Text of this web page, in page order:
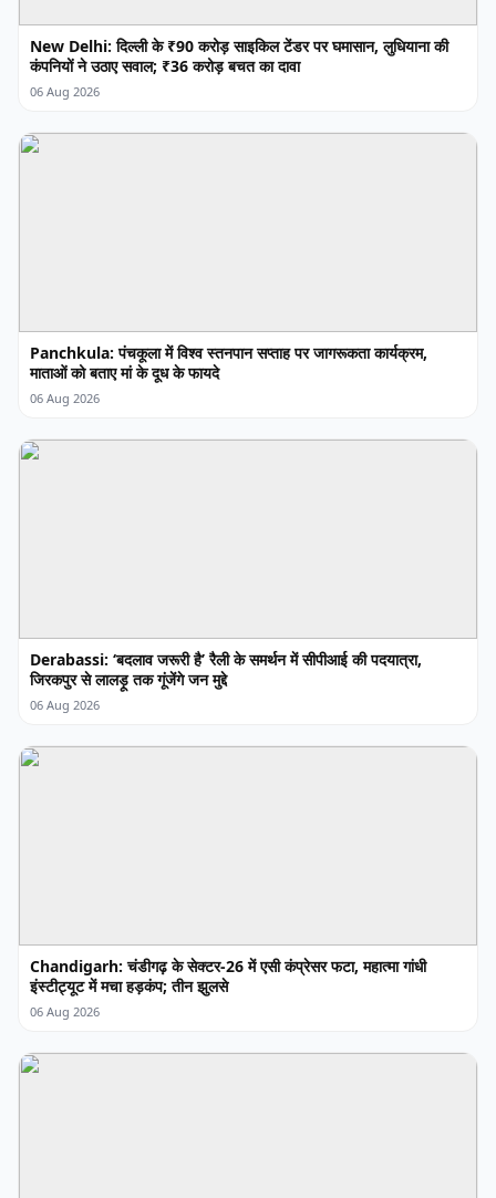
New Delhi: दिल्ली के ₹90 करोड़ साइकिल टेंडर पर घमासान, लुधियाना की
कंपनियों ने उठाए सवाल; ₹36 करोड़ बचत का दावा
06 Aug 2026
Panchkula: पंचकूला में विश्व स्तनपान सप्ताह पर जागरूकता कार्यक्रम,
माताओं को बताए मां के दूध के फायदे
06 Aug 2026
Derabassi: ‘बदलाव जरूरी है’ रैली के समर्थन में सीपीआई की पदयात्रा,
जिरकपुर से लालड़ू तक गूंजेंगे जन मुद्दे
06 Aug 2026
Chandigarh: चंडीगढ़ के सेक्टर-26 में एसी कंप्रेसर फटा, महात्मा गांधी
इंस्टीट्यूट में मचा हड़कंप; तीन झुलसे
06 Aug 2026